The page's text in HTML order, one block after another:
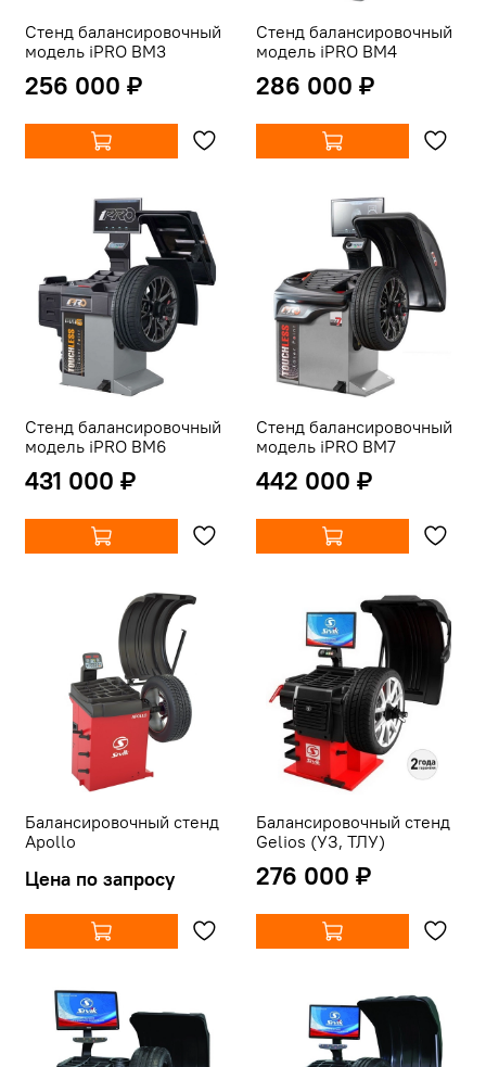
Стенд балансировочный
модель iPRO BM3
256 000 ₽
Стенд балансировочный
модель iPRO BM4
286 000 ₽
Стенд балансировочный
модель iPRO BM6
431 000 ₽
Стенд балансировочный
модель iPRO BM7
442 000 ₽
Балансировочный стенд
Apollo
Цена по запросу
Балансировочный стенд
Gelios (УЗ, ТЛУ)
276 000 ₽